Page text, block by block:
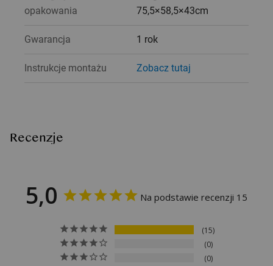
opakowania
75,5×58,5×43cm
Gwarancja 1 rok
Instrukcje montażu Zobacz tutaj
Recenzje
5,0 Na podstawie recenzji 15
15
0
0